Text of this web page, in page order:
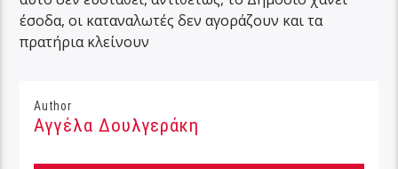
έσοδα, οι καταναλωτές δεν αγοράζουν και τα
πρατήρια κλείνουν
Author
Αγγέλα Δουλγεράκη